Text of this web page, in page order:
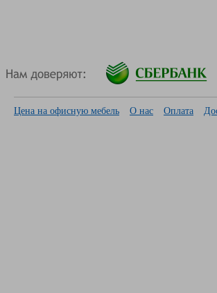
Цена на офисную мебель О нас Оплата